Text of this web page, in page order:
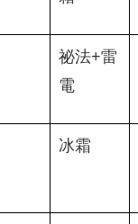
祕法+雷
電
冰霜